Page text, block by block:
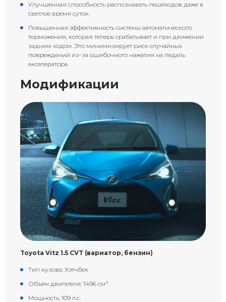
Улучшенная способность распознавать пешеходов даже в
светлое время суток.
Повышенная эффективность системы автоматического
торможения, которая теперь срабатывает и при движении
задним ходом. Это минимизирует риск случайных
повреждений из-за ошибочного нажатия на педаль
акселератора.
Модификации
Toyota Vitz 1.5 CVT (вариатор, бензин)
Тип кузова: Хэтчбек
Объём двигателя: 1496 см³
Мощность: 109 л.с.